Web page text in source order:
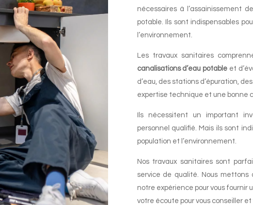
nécessaires à l’assainissement
potable. Ils sont indispensables
l’environnement.
Les travaux sanitaires
canalisations d’eau potable et
d’eau, des stations d’épuration,
expertise technique et une bonne
Ils nécessitent un important
personnel qualifié. Mais ils sont
population et l’environnement.
Nos travaux sanitaires sont
service de qualité. Nous
notre expérience pour vous fournir
votre écoute pour vous conseiller